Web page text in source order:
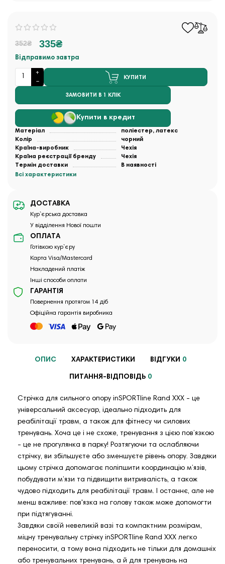
352₴ 335₴
Відправимо завтра
КУПИТИ
ЗАМОВИТИ В 1 КЛІК
Купити в кредит
Матеріал
поліестер, латекс
Колір
чорний
Країна-виробник
Чехія
Країна реєстрації бренду
Чехія
Термін доставки
В наявності
Всі характеристики
ДОСТАВКА
Кур`єрська доставка
У відділення Нової пошти
ОПЛАТА
Готівкою кур`єру
Карта Visa/Mastercard
Накладений платіж
Інші способи оплати
ГАРАНТІЯ
Повернення протягом 14 діб
Офіційна гарантія виробника
ОПИС ХАРАКТЕРИСТИКИ ВІДГУКИ 0
ПИТАННЯ-ВІДПОВІДЬ 0
Стрічка для сильного опору inSPORTline Rand XXX - це
універсальний аксесуар, ідеально підходить для
реабілітації травм, а також для фітнесу чи силових
тренувань. Хоча це і не схоже, тренування з цією пов’язкою
- це не прогулянка в парку! Розтягуючи та ослабляючи
стрічку, ви збільшуєте або зменшуєте рівень опору. Завдяки
цьому стрічка допомагає поліпшити координацію м’язів,
побудувати м’язи та підвищити витривалість, а також
чудово підходить для реабілітації травм. І останнє, але не
менш важливе: пов'язка на голову також може допомогти
при підтягуванні.
Завдяки своїй невеликій вазі та компактним розмірам,
міцну тренувальну стрічку inSPORTline Rand XXX легко
переносити, а тому вона підходить не тільки для домашніх
або тренувальних тренувань, а й для тренувань на